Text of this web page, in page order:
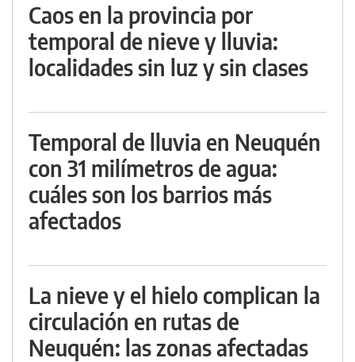
Caos en la provincia por
temporal de nieve y lluvia:
localidades sin luz y sin clases
Temporal de lluvia en Neuquén
con 31 milímetros de agua:
cuáles son los barrios más
afectados
La nieve y el hielo complican la
circulación en rutas de
Neuquén: las zonas afectadas